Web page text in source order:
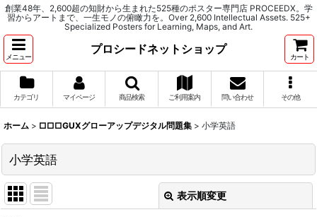
創業48年、2,600超の知財から生まれた525種のポスター専門店 PROCEEDX。学
習からアートまで、一生モノの俯瞰力を。Over 2,600 Intellectual Assets. 525+
Specialized Posters for Learning, Maps, and Art.
メニュー
プロシードネットショップ
カート
カテゴリ マイページ 商品検索 ご利用案内 問い合わせ その他
ホーム > □□□GUXグローアップデジタル問題集 > 小学英語
小学英語
表示順変更